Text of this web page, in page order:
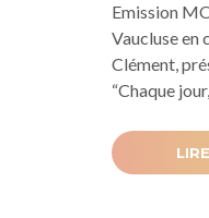
Emission
Vaucluse en
Clément,
“Chaque